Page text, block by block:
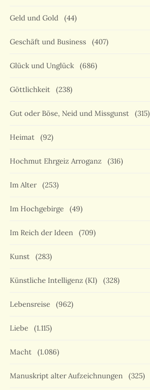
Geld und Gold (44)
Geschäft und Business (407)
Glück und Unglück (686)
Göttlichkeit (238)
Gut oder Böse, Neid und Missgunst (315)
Heimat (92)
Hochmut Ehrgeiz Arroganz (316)
Im Alter (253)
Im Hochgebirge (49)
Im Reich der Ideen (709)
Kunst (283)
Künstliche Intelligenz (KI) (328)
Lebensreise (962)
Liebe (1.115)
Macht (1.086)
Manuskript alter Aufzeichnungen (325)